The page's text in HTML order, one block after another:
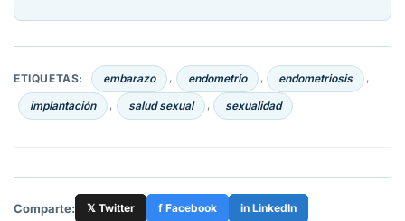
ETIQUETAS: embarazo , endometrio , endometriosis ,
implantación , salud sexual , sexualidad
Comparte: 𝕏 Twitter f Facebook in LinkedIn